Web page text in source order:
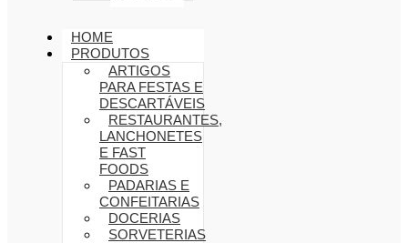
HOME
PRODUTOS
ARTIGOS
PARA FESTAS E
DESCARTÁVEIS
RESTAURANTES,
LANCHONETES
E FAST
FOODS
PADARIAS E
CONFEITARIAS
DOCERIAS
SORVETERIAS